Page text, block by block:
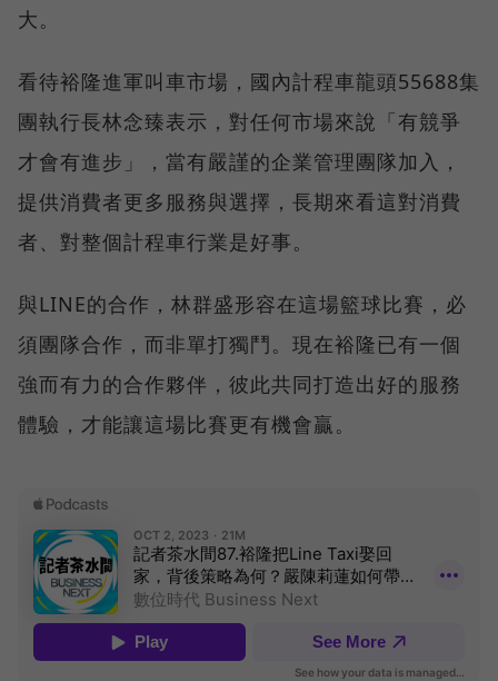
大。
看待裕隆進軍叫車市場，國內計程車龍頭55688集
團執行長林念臻表示，對任何市場來說「有競爭
才會有進步」，當有嚴謹的企業管理團隊加入，
提供消費者更多服務與選擇，長期來看這對消費
者、對整個計程車行業是好事。
與LINE的合作，林群盛形容在這場籃球比賽，必
須團隊合作，而非單打獨鬥。現在裕隆已有一個
強而有力的合作夥伴，彼此共同打造出好的服務
體驗，才能讓這場比賽更有機會贏。